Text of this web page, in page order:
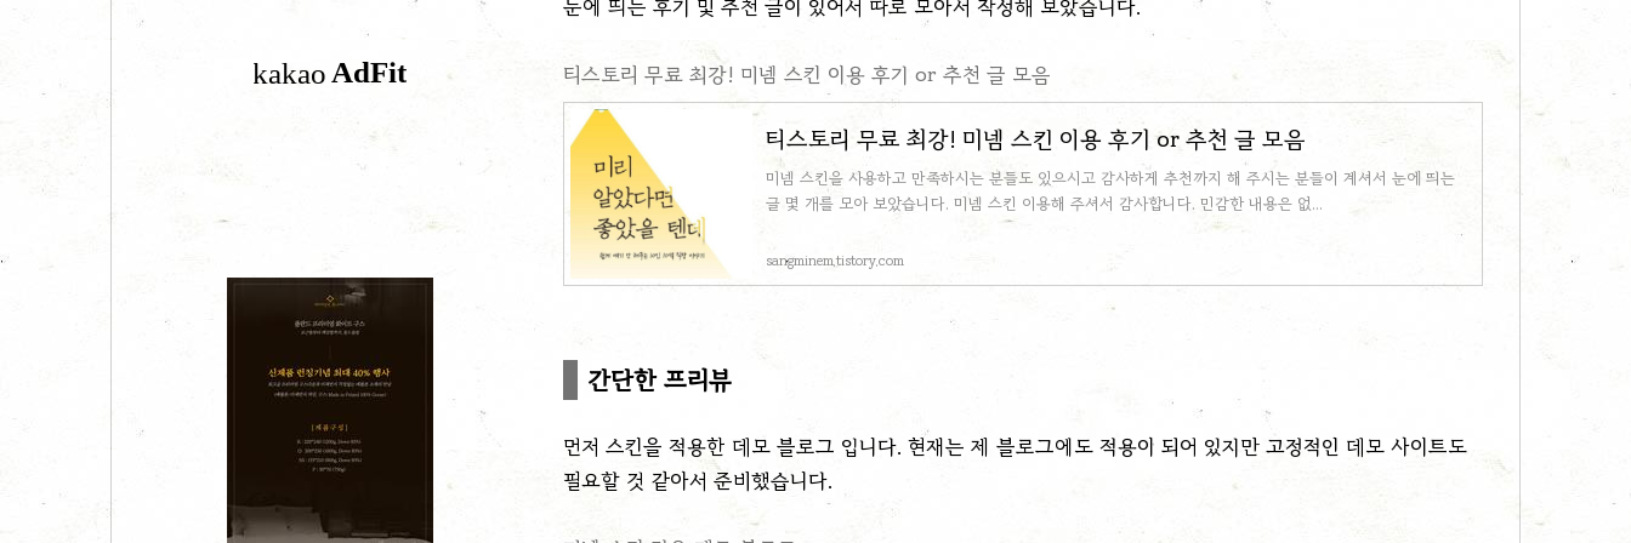
눈에 띄는 후기 및 추천 글이 있어서 따로 모아서 작성해 보았습니다.
티스토리 무료 최강! 미넴 스킨 이용 후기 or 추천 글 모음
티스토리 무료 최강! 미넴 스킨 이용 후기 or 추천 글 모음
미넴 스킨을 사용하고 만족하시는 분들도 있으시고 감사하게 추천까지 해 주시는 분들이 계셔서 눈에 띄는
글 몇 개를 모아 보았습니다. 미넴 스킨 이용해 주셔서 감사합니다. 민감한 내용은 없...
sangminem.tistory.com
간단한 프리뷰
먼저 스킨을 적용한 데모 블로그 입니다. 현재는 제 블로그에도 적용이 되어 있지만 고정적인 데모 사이트도
필요할 것 같아서 준비했습니다.